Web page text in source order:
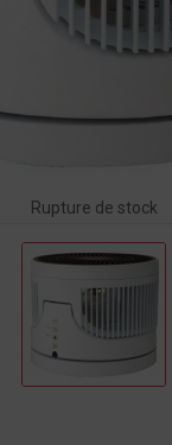
Rupture de stock